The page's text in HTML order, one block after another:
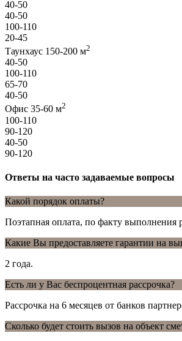
40-50
40-50
100-110
20-45
Таунхаус 150-200 м2
40-50
100-110
65-70
40-50
Офис 35-60 м2
100-110
90-120
40-50
90-120
Ответы на часто задаваемые вопросы
Какой порядок оплаты?
Поэтапная оплата, по факту выполнения
Какие Вы предоставляете гарантии на
2 года.
Есть ли у Вас беспроцентная рассрочка?
Рассрочка на 6 месяцев от банков
Сколько будет стоить вызов на объект